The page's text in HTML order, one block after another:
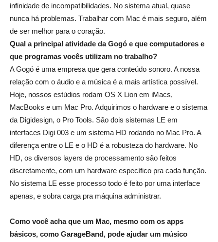
infinidade de incompatibilidades. No sistema atual, quase
nunca há problemas. Trabalhar com Mac é mais seguro, além
de ser melhor para o coração.
Qual a principal atividade da Gogó e que computadores e
que programas vocês utilizam no trabalho?
A Gogó é uma empresa que gera conteúdo sonoro. A nossa
relação com o áudio e a música é a mais artística possível.
Hoje, nossos estúdios rodam OS X Lion em iMacs,
MacBooks e um Mac Pro. Adquirimos o hardware e o sistema
da Digidesign, o Pro Tools. São dois sistemas LE em
interfaces Digi 003 e um sistema HD rodando no Mac Pro. A
diferença entre o LE e o HD é a robusteza do hardware. No
HD, os diversos layers de processamento são feitos
discretamente, com um hardware específico pra cada função.
No sistema LE esse processo todo é feito por uma interface
apenas, e sobra carga pra máquina administrar.
Como você acha que um Mac, mesmo com os apps
básicos, como GarageBand, pode ajudar um músico